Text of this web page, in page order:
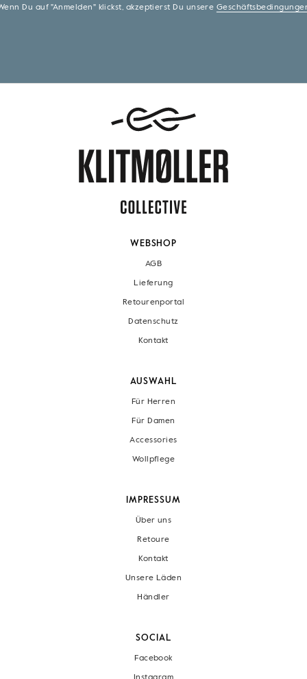
Du auf "Anmelden" klickst, akzeptierst Du unsere
WEBSHOP
AGB
Lieferung
Retourenportal
Datenschutz
Kontakt
AUSWAHL
Für Herren
Für Damen
Accessories
Wollpflege
IMPRESSUM
Über uns
Retoure
Kontakt
Unsere Läden
Händler
SOCIAL
Facebook